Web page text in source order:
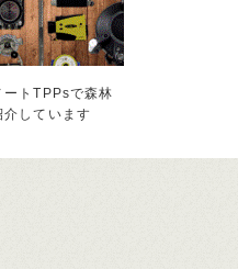
ートTPPsで森林
しています